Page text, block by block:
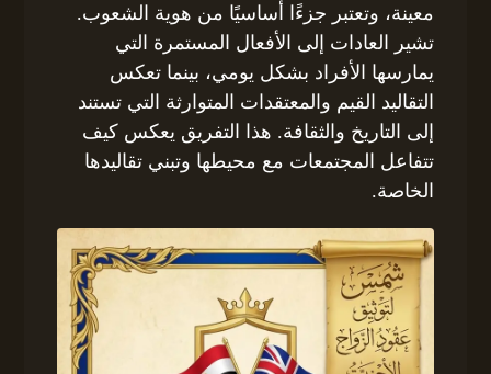
معينة، وتعتبر جزءًا أساسيًا من هوية الشعوب.
تشير العادات إلى الأفعال المستمرة التي
يمارسها الأفراد بشكل يومي، بينما تعكس
التقاليد القيم والمعتقدات المتوارثة التي تستند
إلى التاريخ والثقافة. هذا التفريق يعكس كيف
تتفاعل المجتمعات مع محيطها وتبني تقاليدها
الخاصة.